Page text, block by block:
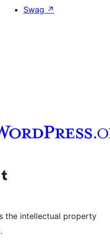
Swag ↗
канал YouTube
Посетите нашу учётную запись в Tumblr
the intellectual property